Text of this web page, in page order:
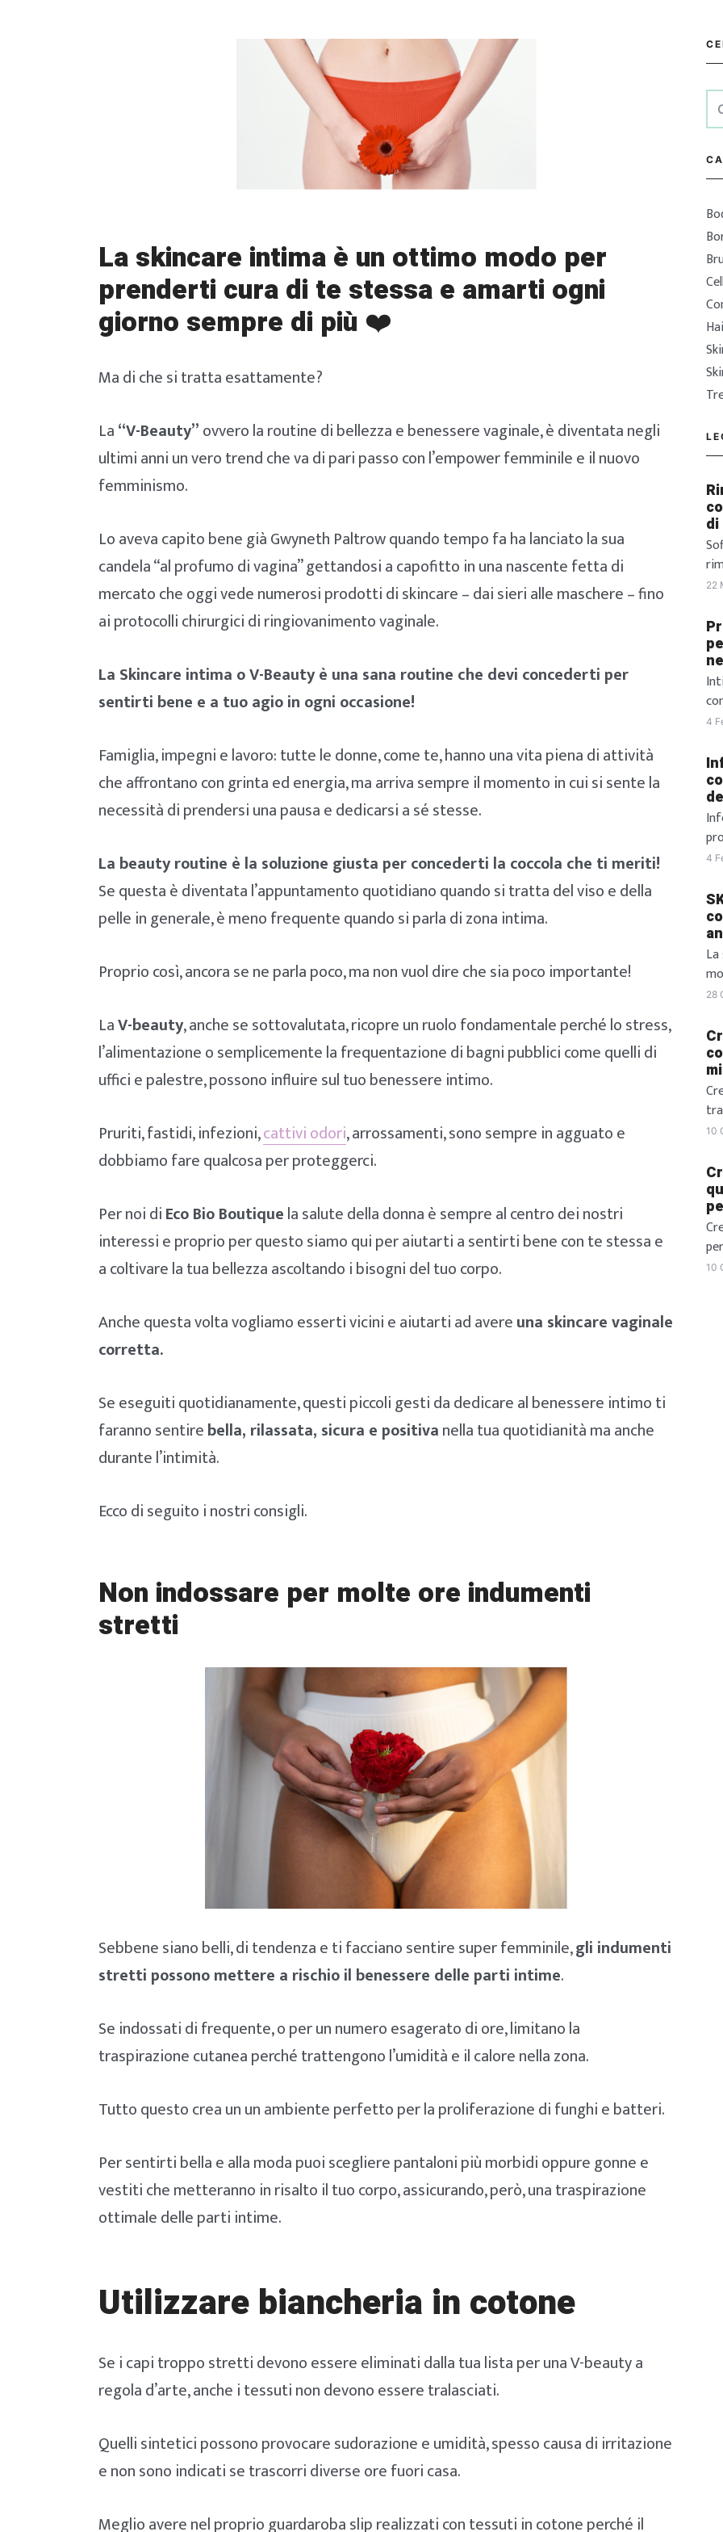
La skincare intima è un ottimo modo per
prenderti cura di te stessa e amarti ogni
giorno sempre di più ❤️
Ma di che si tratta esattamente?
La“V-Beauty”ovvero la routine di bellezza e benessere vaginale, è diventata negli
ultimi anni un vero trend che va di pari passo con l’empower femminile e il nuovo
femminismo.
Lo aveva capito bene già Gwyneth Paltrow quando tempo fa ha lanciato la sua
candela “al profumo di vagina” gettandosi a capofitto in una nascente fetta di
mercato che oggi vede numerosi prodotti di skincare – dai sieri alle maschere – fino
ai protocolli chirurgici di ringiovanimento vaginale.
La Skincare intima o V-Beauty è una sana routine che devi concederti per
sentirti bene e a tuo agio in ogni occasione!
Famiglia, impegni e lavoro: tutte le donne, come te, hanno una vita piena di attività
che affrontano con grinta ed energia, ma arriva sempre il momento in cui si sente la
necessità di prendersi una pausa e dedicarsi a sé stesse.
La beauty routine è la soluzione giusta per concederti la coccola che ti meriti!
Se questa è diventata l’appuntamento quotidiano quando si tratta del viso e della
pelle in generale, è meno frequente quando si parla di zona intima.
Proprio così, ancora se ne parla poco, ma non vuol dire che sia poco importante!
LaV-beauty, anche se sottovalutata, ricopre un ruolo fondamentale perché lo stress,
l’alimentazione o semplicemente la frequentazione di bagni pubblici come quelli di
uffici e palestre, possono influire sul tuo benessere intimo.
Pruriti, fastidi, infezioni,cattivi odori, arrossamenti, sono sempre in agguato e
dobbiamo fare qualcosa per proteggerci.
Per noi diEco Bio Boutiquela salute della donna è sempre al centro dei nostri
interessi e proprio per questo siamo qui per aiutarti a sentirti bene con te stessa e
a coltivare la tua bellezza ascoltando i bisogni del tuo corpo.
Anche questa volta vogliamo esserti vicini e aiutarti ad avereuna skincare vaginale
corretta.
Se eseguiti quotidianamente, questi piccoli gesti da dedicare al benessere intimo ti
faranno sentirebella, rilassata, sicura e positivanella tua quotidianità ma anche
durante l’intimità.
Ecco di seguito i nostri consigli.
Non indossare per molte ore indumenti
stretti
Sebbene siano belli, di tendenza e ti facciano sentire super femminile,gli indumenti
stretti possono mettere a rischio il benessere delle parti intime.
Se indossati di frequente, o per un numero esagerato di ore, limitano la
traspirazione cutanea perché trattengono l’umidità e il calore nella zona.
Tutto questo crea un un ambiente perfetto per la proliferazione di funghi e batteri.
Per sentirti bella e alla moda puoi scegliere pantaloni più morbidi oppure gonne e
vestiti che metteranno in risalto il tuo corpo, assicurando, però, una traspirazione
ottimale delle parti intime.
Utilizzare biancheria in cotone
Se i capi troppo stretti devono essere eliminati dalla tua lista per una V-beauty a
regola d’arte, anche i tessuti non devono essere tralasciati.
Quelli sintetici possono provocare sudorazione e umidità, spesso causa di irritazione
e non sono indicati se trascorri diverse ore fuori casa.
Meglio avere nel proprio guardaroba slip realizzati con tessuti in cotone perché il
in
22
A
di
[…]
4
In
4
28
10
10